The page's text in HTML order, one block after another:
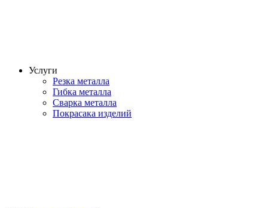
Услуги
Резка металла
Гибка металла
Сварка металла
Покрасака изделий